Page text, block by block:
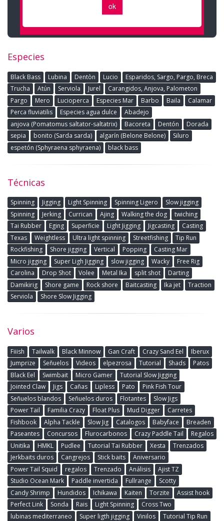
Especies
Black Bass Lubina Dentòn Lucio
Esparidos, Sargo, Pargo, Breca
Trucha
Atún Serviola Jurel
Carangidos, Anjova, Palometon
Pargo
Mero Lucioperca Especies Mar Barbo Baila
Calamar
Perca fluviatilis
Especies agua dulce
Abadejo
anjova (Pomatomus saltator-saltatrix)
Bacoreta Dentón
Dorada
sepia
bonito (Sarda sarda) algarín (Belone Belone)
Siluro
espetón (Sphyraena sphyraena)
black bass
Técnicas
Spinning Jigging Light Spinning Spinning Ligero
Slow jigging
Spinning
Jerking Currican Ajing Walking the dog
twiching
Tai Rubber
Eging Superficie Light Jigging Jigcasting
Casting
Texas
Weightless Ultra light spinning Streetfishing
Tip Run
Rockfishing
Shore jigging Vertical Popping
Casting Mar
Micro jigging
Super Ligh Jigging slow jigging Wacky
Free Rig
Carolina
Drop Shot Volee Metal Ika split shot
Darting
Damikirig
Shore game Rock shore Baitcasting Ika jet
Traction
Serviola
Shore Slow Jigging
Varios
Fiiish Tailwalk Black Minnow Gan Craft Crazy Sand Eel
Iberux
Jumprize
Señuelos Videos elpezrosa Tutorial Shads
Patos
Black Eel
Swimbait Micro Gamer
Tutorial Slow Jigging
Jointed Claw
Jigs Cañas Lipless Pato
Pink Fish Tour
Señuelos blandos
Señuelos duros Flotantes
Slow Jigs
Power Tail
Familia Crazy Float Plus Mud Digger
Carretes
Fishbook
Alpha Tackle Slow Jig Catalogos Babyface
Breaden
Paseantes
Concursos Flurocarbonos Crazy Paddle Tail
Regalos
Unitika
HMKL Pudlee Tutorial Tai Rubber Xesta
Trenzados
Jerkbaits duros
Cangrejos Stick baits
Aniversario
Power Tail Squid
regalos Trenzado Análisis
Ajist TZ
Studio Ocean Mark
Paddle invertida Fullrange
Scotty
Candy Shrimp
Hundidos Ichikawa Kaiten Torzite
Assist hook
Perfect Link
Sonda Rais Light Spinning
Cross Two
lubinas mediterraneo
Super ligth jigging Vinilos
Tutorial Tip Run